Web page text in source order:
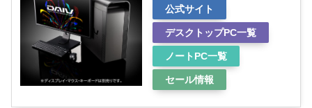
公式サイト
デスクトップPC一覧
ノートPC一覧
セール情報